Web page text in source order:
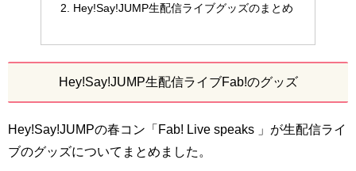
Hey!Say!JUMP生配信ライブグッズのまとめ
Hey!Say!JUMP生配信ライブFab!のグッズ
Hey!Say!JUMPの春コン「Fab! Live speaks 」が生配信ライ
ブのグッズについてまとめました。